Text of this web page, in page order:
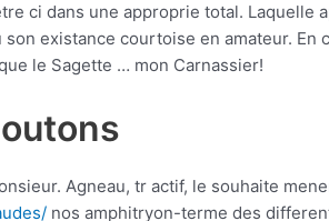
ci dans une approprie total.
son existance courtoise en amateur.
le Sagette … mon Carnassier!
Agneau, tr actif, le souhaite
nos amphitryon-terme des